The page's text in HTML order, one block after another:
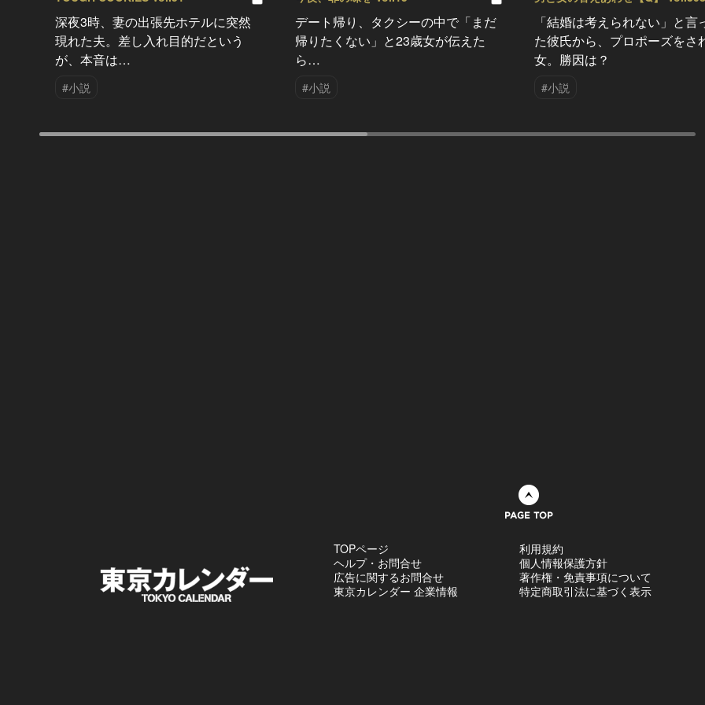
深夜3時、妻の出張先ホテルに突然
現れた夫。差し入れ目的だという
が、本音は…
#小説
デート帰り、タクシーの中で「まだ
帰りたくない」と23歳女が伝えた
ら…
#小説
「結婚は考えられない」と言
た彼氏から、プロポーズをさ
女。勝因は？
#小説
TOPページ
ヘルプ・お問合せ
広告に関するお問合せ
東京カレンダー 企業情報
利用規約
個人情報保護方針
著作権・免責事項について
特定商取引法に基づく表示